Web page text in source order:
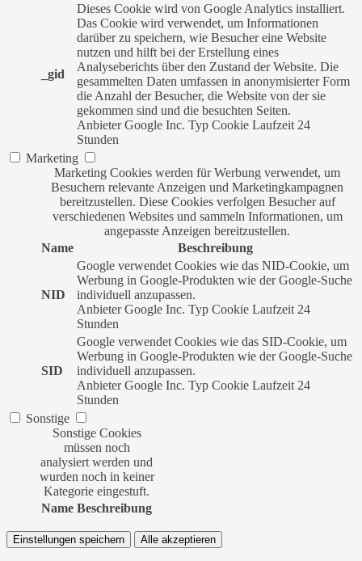
_gid
Dieses Cookie wird von Google Analytics installiert.
Das Cookie wird verwendet, um Informationen
darüber zu speichern, wie Besucher eine Website
nutzen und hilft bei der Erstellung eines
Analyseberichts über den Zustand der Website. Die
gesammelten Daten umfassen in anonymisierter Form
die Anzahl der Besucher, die Website von der sie
gekommen sind und die besuchten Seiten.
Anbieter Google Inc. Typ Cookie Laufzeit 24
Stunden
Marketing
Marketing Cookies werden für Werbung verwendet, um
Besuchern relevante Anzeigen und Marketingkampagnen
bereitzustellen. Diese Cookies verfolgen Besucher auf
verschiedenen Websites und sammeln Informationen, um
angepasste Anzeigen bereitzustellen.
Name
Beschreibung
NID
Google verwendet Cookies wie das NID-Cookie, um
Werbung in Google-Produkten wie der Google-Suche
individuell anzupassen.
Anbieter Google Inc. Typ Cookie Laufzeit 24
Stunden
SID
Google verwendet Cookies wie das SID-Cookie, um
Werbung in Google-Produkten wie der Google-Suche
individuell anzupassen.
Anbieter Google Inc. Typ Cookie Laufzeit 24
Stunden
Sonstige
Sonstige Cookies
müssen noch
analysiert werden und
wurden noch in keiner
Kategorie eingestuft.
Name Beschreibung
Einstellungen speichern Alle akzeptieren